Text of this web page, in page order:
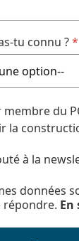
tu connu ?*
membre du
la
à la
données
répondre. En